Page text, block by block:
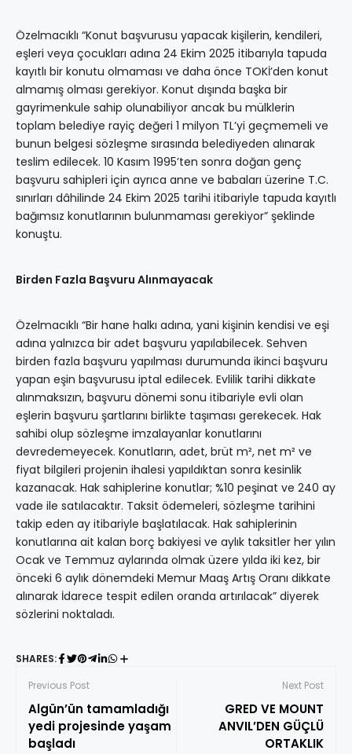
Özelmacıklı “Konut başvurusu yapacak kişilerin, kendileri,
eşleri veya çocukları adına 24 Ekim 2025 itibarıyla tapuda
kayıtlı bir konutu olmaması ve daha önce TOKİ’den konut
almamış olması gerekiyor. Konut dışında başka bir
gayrimenkule sahip olunabiliyor ancak bu mülklerin
toplam belediye rayiç değeri 1 milyon TL’yi geçmemeli ve
bunun belgesi sözleşme sırasında belediyeden alınarak
teslim edilecek. 10 Kasım 1995’ten sonra doğan genç
başvuru sahipleri için ayrıca anne ve babaları üzerine T.C.
sınırları dâhilinde 24 Ekim 2025 tarihi itibariyle tapuda kayıtlı
bağımsız konutlarının bulunmaması gerekiyor” şeklinde
konuştu.
Birden Fazla Başvuru Alınmayacak
Özelmacıklı “Bir hane halkı adına, yani kişinin kendisi ve eşi
adına yalnızca bir adet başvuru yapılabilecek. Sehven
birden fazla başvuru yapılması durumunda ikinci başvuru
yapan eşin başvurusu iptal edilecek. Evlilik tarihi dikkate
alınmaksızın, başvuru dönemi sonu itibariyle evli olan
eşlerin başvuru şartlarını birlikte taşıması gerekecek. Hak
sahibi olup sözleşme imzalayanlar konutlarını
devredemeyecek. Konutların, adet, brüt m², net m² ve
fiyat bilgileri projenin ihalesi yapıldıktan sonra kesinlik
kazanacak. Hak sahiplerine konutlar; %10 peşinat ve 240 ay
vade ile satılacaktır. Taksit ödemeleri, sözleşme tarihini
takip eden ay itibariyle başlatılacak. Hak sahiplerinin
konutlarına ait kalan borç bakiyesi ve aylık taksitler her yılın
Ocak ve Temmuz aylarında olmak üzere yılda iki kez, bir
önceki 6 aylık dönemdeki Memur Maaş Artış Oranı dikkate
alınarak İdarece tespit edilen oranda artırılacak” diyerek
sözlerini noktaladı.
SHARES:
Previous Post
Algün’ün tamamladığı
yedi projesinde yaşam
başladı
Next Post
GRED VE MOUNT
ANVIL’DEN GÜÇLÜ
ORTAKLIK